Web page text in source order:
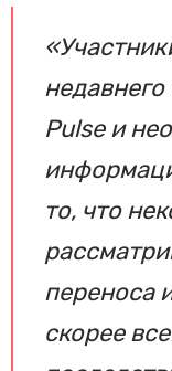
недавнего
Pulse и
то, что
переноса
скорее